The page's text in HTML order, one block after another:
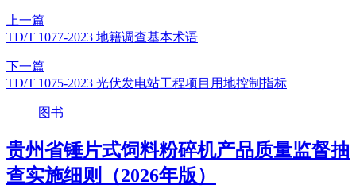
上一篇
TD/T 1077-2023 地籍调查基本术语
下一篇
TD/T 1075-2023 光伏发电站工程项目用地控制指标
图书
贵州省锤片式饲料粉碎机产品质量监督抽
查实施细则（2026年版）